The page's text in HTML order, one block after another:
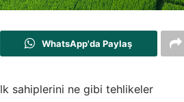
WhatsApp'da Paylaş
sahiplerini ne gibi tehlikeler